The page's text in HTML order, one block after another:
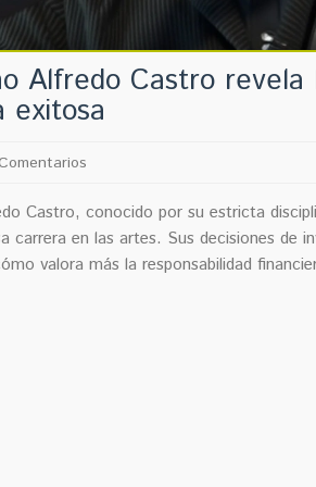
Alfredo Castro
exitosa
Castro, conocido por su estricta
carrera en las artes. Sus decisiones de
valora más la responsabilidad